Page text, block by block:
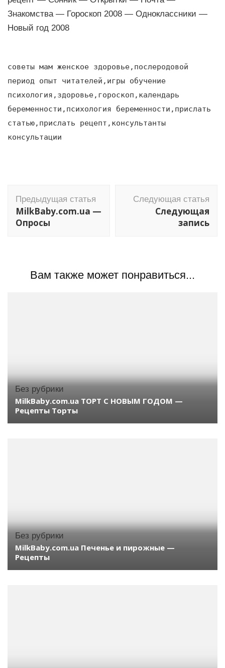
Знакомства — Гороскоп 2008 — Одноклассники —
Новый год 2008
советы мам женское здоровье,послеродовой
период опыт читателей,игры обучение
психология,здоровье,гороскоп,календарь
беременности,психология беременности,прислать
статью,прислать рецепт,консультанты
консультации
по
записям
Предыдущая статья
MilkBaby.com.ua —
Опросы
Следующая статья
Следующая
запись
Вам также может понравиться...
Без рубрики
MilkBaby.com.ua ТОРТ С НОВЫМ ГОДОМ —
Рецепты Торты
Без рубрики
MilkBaby.com.ua Печенье и пирожные —
Рецепты